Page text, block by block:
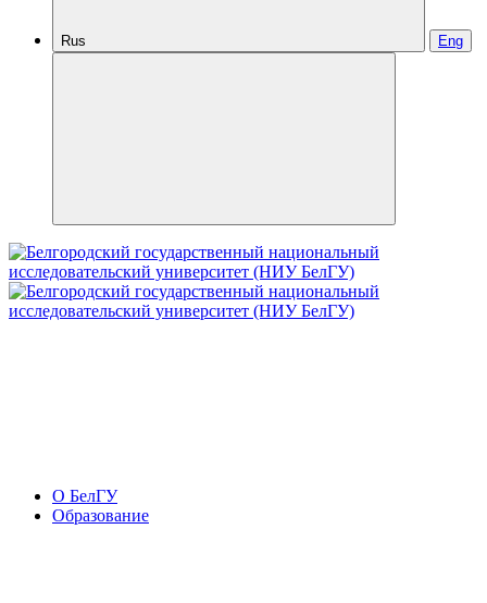
Rus Eng
О БелГУ
Образование